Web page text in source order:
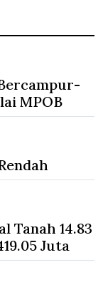
MPOB
Tanah 14.83
Juta